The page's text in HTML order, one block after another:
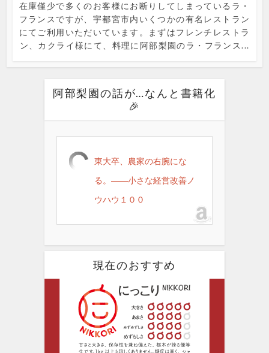
在庫僅少で多くのお客様にお断りしてしまっているラ・
フランスですが、宇都宮市内いくつかの有名レストラン
にてご利用いただいています。まずはフレンチレストラ
ン、カクライ様にて、料理に阿部梨園のラ・フランス...
阿部梨園の話が…なんと書籍化
🎉
東大卒、農家の右腕にな
る。――小さな経営改善ノ
ウハウ１００
現在のおすすめ